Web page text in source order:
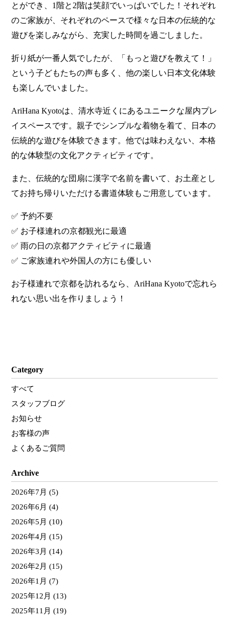
とができ、1階と2階は笑顔でいっぱいでした！それぞれ
のご家族が、それぞれのペースで様々な日本の伝統的な
遊びを楽しみながら、充実した時間を過ごしました。
折り紙が一番人気でしたが、「もっと遊びを教えて！」
という子どもたちの声も多く、他の楽しい日本文化体験
も楽しんでいました。
AriHana Kyotoは、清水寺近くにあるユニークな屋内プレ
イスペースです。親子でシンプルな着物を着て、日本の
伝統的な遊びを体験できます。他では味わえない、本格
的な体験型の文化アクティビティです。
また、伝統的な団扇に漢字で名前を書いて、お土産とし
てお持ち帰りいただける書道体験もご用意しています。
✅ 予約不要
✅ お子様連れの京都観光に最適
✅ 雨の日の京都アクティビティに最適
✅ ご家族連れや外国人の方にも優しい
お子様連れで京都を訪れるなら、AriHana Kyotoで忘れら
れない思い出を作りましょう！
Category
すべて
スタッフブログ
お知らせ
お客様の声
よくあるご質問
Archive
2026年7月 (5)
2026年6月 (4)
2026年5月 (10)
2026年4月 (15)
2026年3月 (14)
2026年2月 (15)
2026年1月 (7)
2025年12月 (13)
2025年11月 (19)